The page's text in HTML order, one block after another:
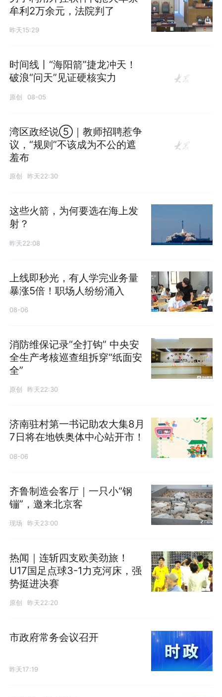
牟利2万余元，法院判了
昨天15:29
时间线丨“海阳箭”捷龙冲天！
破浪“问天”见证硬核实力
原创 08-05
湾区政经说⑤｜教师招聘惹争
议，“规则”不该成为不公的遮
羞布
原创 昨天22:30
这些火箭，为何要选在海上发
射？
昨天22:08
上线即秒光，有人学完业务量
暴涨5倍！职场人纷纷涌入
08-06
消防维保记录“全打钩” 中央安
全生产考核巡查组拆穿“纸面安
全”
原创 昨天22:30
济南驻村第一书记助农大集8月
7日将在地铁奥体中心站开市！
08-06
齐鲁制造会客厅｜一只小“钢
镚”，邀来北京客
现场 昨天23:00
热闻｜连斩四支欧美劲旅！
U17国足点球3-1力克河床，强
势挺进决赛
原创 昨天22:20
市政府常务会议召开
昨天17:19